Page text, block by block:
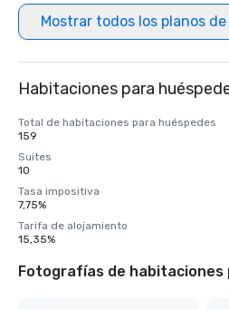
Mostrar todos los planos
Habitaciones para
Total de habitaciones para huéspedes
159
Suites
10
Tasa impositiva
7,75%
Tarifa de alojamiento
15,35%
Fotografías de habitaciones